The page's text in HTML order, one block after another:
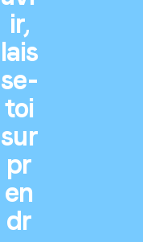
ir,
lais
se-
toi
sur
pr
en
dr